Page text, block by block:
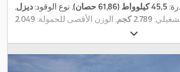
45,5 كيلوواط (61,86 حصان) , نوع الوقود:ديزل,
2.789 كجم , الوزن الأقصى للحمولة:2.049
, ارتفاع الرفع:
ساعات التشغيل:884 h كابينة, مجرفة قياسية,
مصابيح أمامية إضافية,